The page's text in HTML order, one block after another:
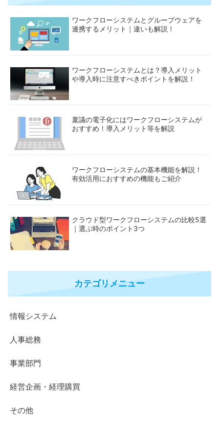
ワークフローシステムとグループウェアを
連携するメリット｜違いも解説！
ワークフローシステムとは？導入メリット
や導入時に注意すべきポイントを解説！
稟議の電子化にはワークフローシステムが
おすすめ！導入メリット等を解説
ワークフローシステムの基本機能を解説！
有効活用におすすめの機能もご紹介
クラウド型ワークフローシステムの比較5選
｜選ぶ時のポイント3つ
カテゴリメニュー
情報システム
人事総務
事業部門
経営企画・経理購買
その他